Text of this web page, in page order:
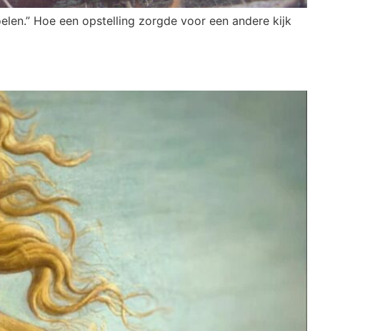
Hoe een opstelling zorgde voor een andere kijk